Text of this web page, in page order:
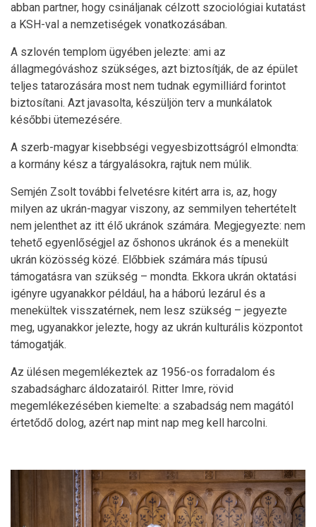
abban partner, hogy csináljanak célzott szociológiai kutatást
a KSH-val a nemzetiségek vonatkozásában.
A szlovén templom ügyében jelezte: ami az
állagmegóváshoz szükséges, azt biztosítják, de az épület
teljes tatarozására most nem tudnak egymilliárd forintot
biztosítani. Azt javasolta, készüljön terv a munkálatok
későbbi ütemezésére.
A szerb-magyar kisebbségi vegyesbizottságról elmondta:
a kormány kész a tárgyalásokra, rajtuk nem múlik.
Semjén Zsolt további felvetésre kitért arra is, az, hogy
milyen az ukrán-magyar viszony, az semmilyen tehertételt
nem jelenthet az itt élő ukránok számára. Megjegyezte: nem
tehető egyenlőségjel az őshonos ukránok és a menekült
ukrán közösség közé. Előbbiek számára más típusú
támogatásra van szükség – mondta. Ekkora ukrán oktatási
igényre ugyanakkor például, ha a háború lezárul és a
menekültek visszatérnek, nem lesz szükség – jegyezte
meg, ugyanakkor jelezte, hogy az ukrán kulturális központot
támogatják.
Az ülésen megemlékeztek az 1956-os forradalom és
szabadságharc áldozatairól. Ritter Imre, rövid
megemlékezésében kiemelte: a szabadság nem magától
értetődő dolog, azért nap mint nap meg kell harcolni.